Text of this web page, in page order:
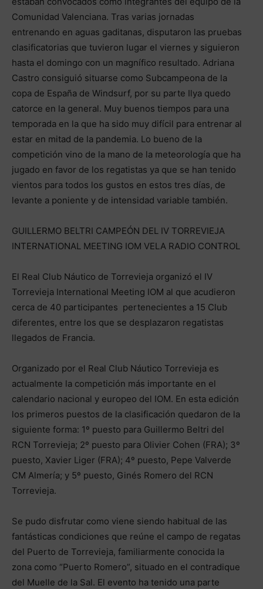
Comunidad Valenciana. Tras varias jornadas
entrenando en aguas gaditanas, disputaron las pruebas
clasificatorias que tuvieron lugar el viernes y siguieron
hasta el domingo con un magnífico resultado. Adriana
Castro consiguió situarse como Subcampeona de la
copa de España de Windsurf, por su parte Ilya quedo
catorce en la general. Muy buenos tiempos para una
temporada en la que ha sido muy difícil para entrenar al
estar en mitad de la pandemia. Lo bueno de la
competición vino de la mano de la meteorología que ha
jugado en favor de los regatistas ya que se han tenido
vientos para todos los gustos en estos tres días, de
levante a poniente y de intensidad variable también.
GUILLERMO BELTRI CAMPEÓN DEL IV TORREVIEJA
INTERNATIONAL MEETING IOM VELA RADIO CONTROL
El Real Club Náutico de Torrevieja organizó el IV
Torrevieja International Meeting IOM al que acudieron
cerca de 40 participantes pertenecientes a 15 Club
diferentes, entre los que se desplazaron regatistas
llegados de Francia.
Organizado por el Real Club Náutico Torrevieja es
actualmente la competición más importante en el
calendario nacional y europeo del IOM. En esta edición
los primeros puestos de la clasificación quedaron de la
siguiente forma: 1º puesto para Guillermo Beltri del
RCN Torrevieja; 2º puesto para Olivier Cohen (FRA); 3º
puesto, Xavier Liger (FRA); 4º puesto, Pepe Valverde
CM Almería; y 5º puesto, Ginés Romero del RCN
Torrevieja.
Se pudo disfrutar como viene siendo habitual de las
fantásticas condiciones que reúne el campo de regatas
del Puerto de Torrevieja, familiarmente conocida la
zona como “Puerto Romero”, situado en el contradique
del Muelle de la Sal. El evento ha tenido una parte